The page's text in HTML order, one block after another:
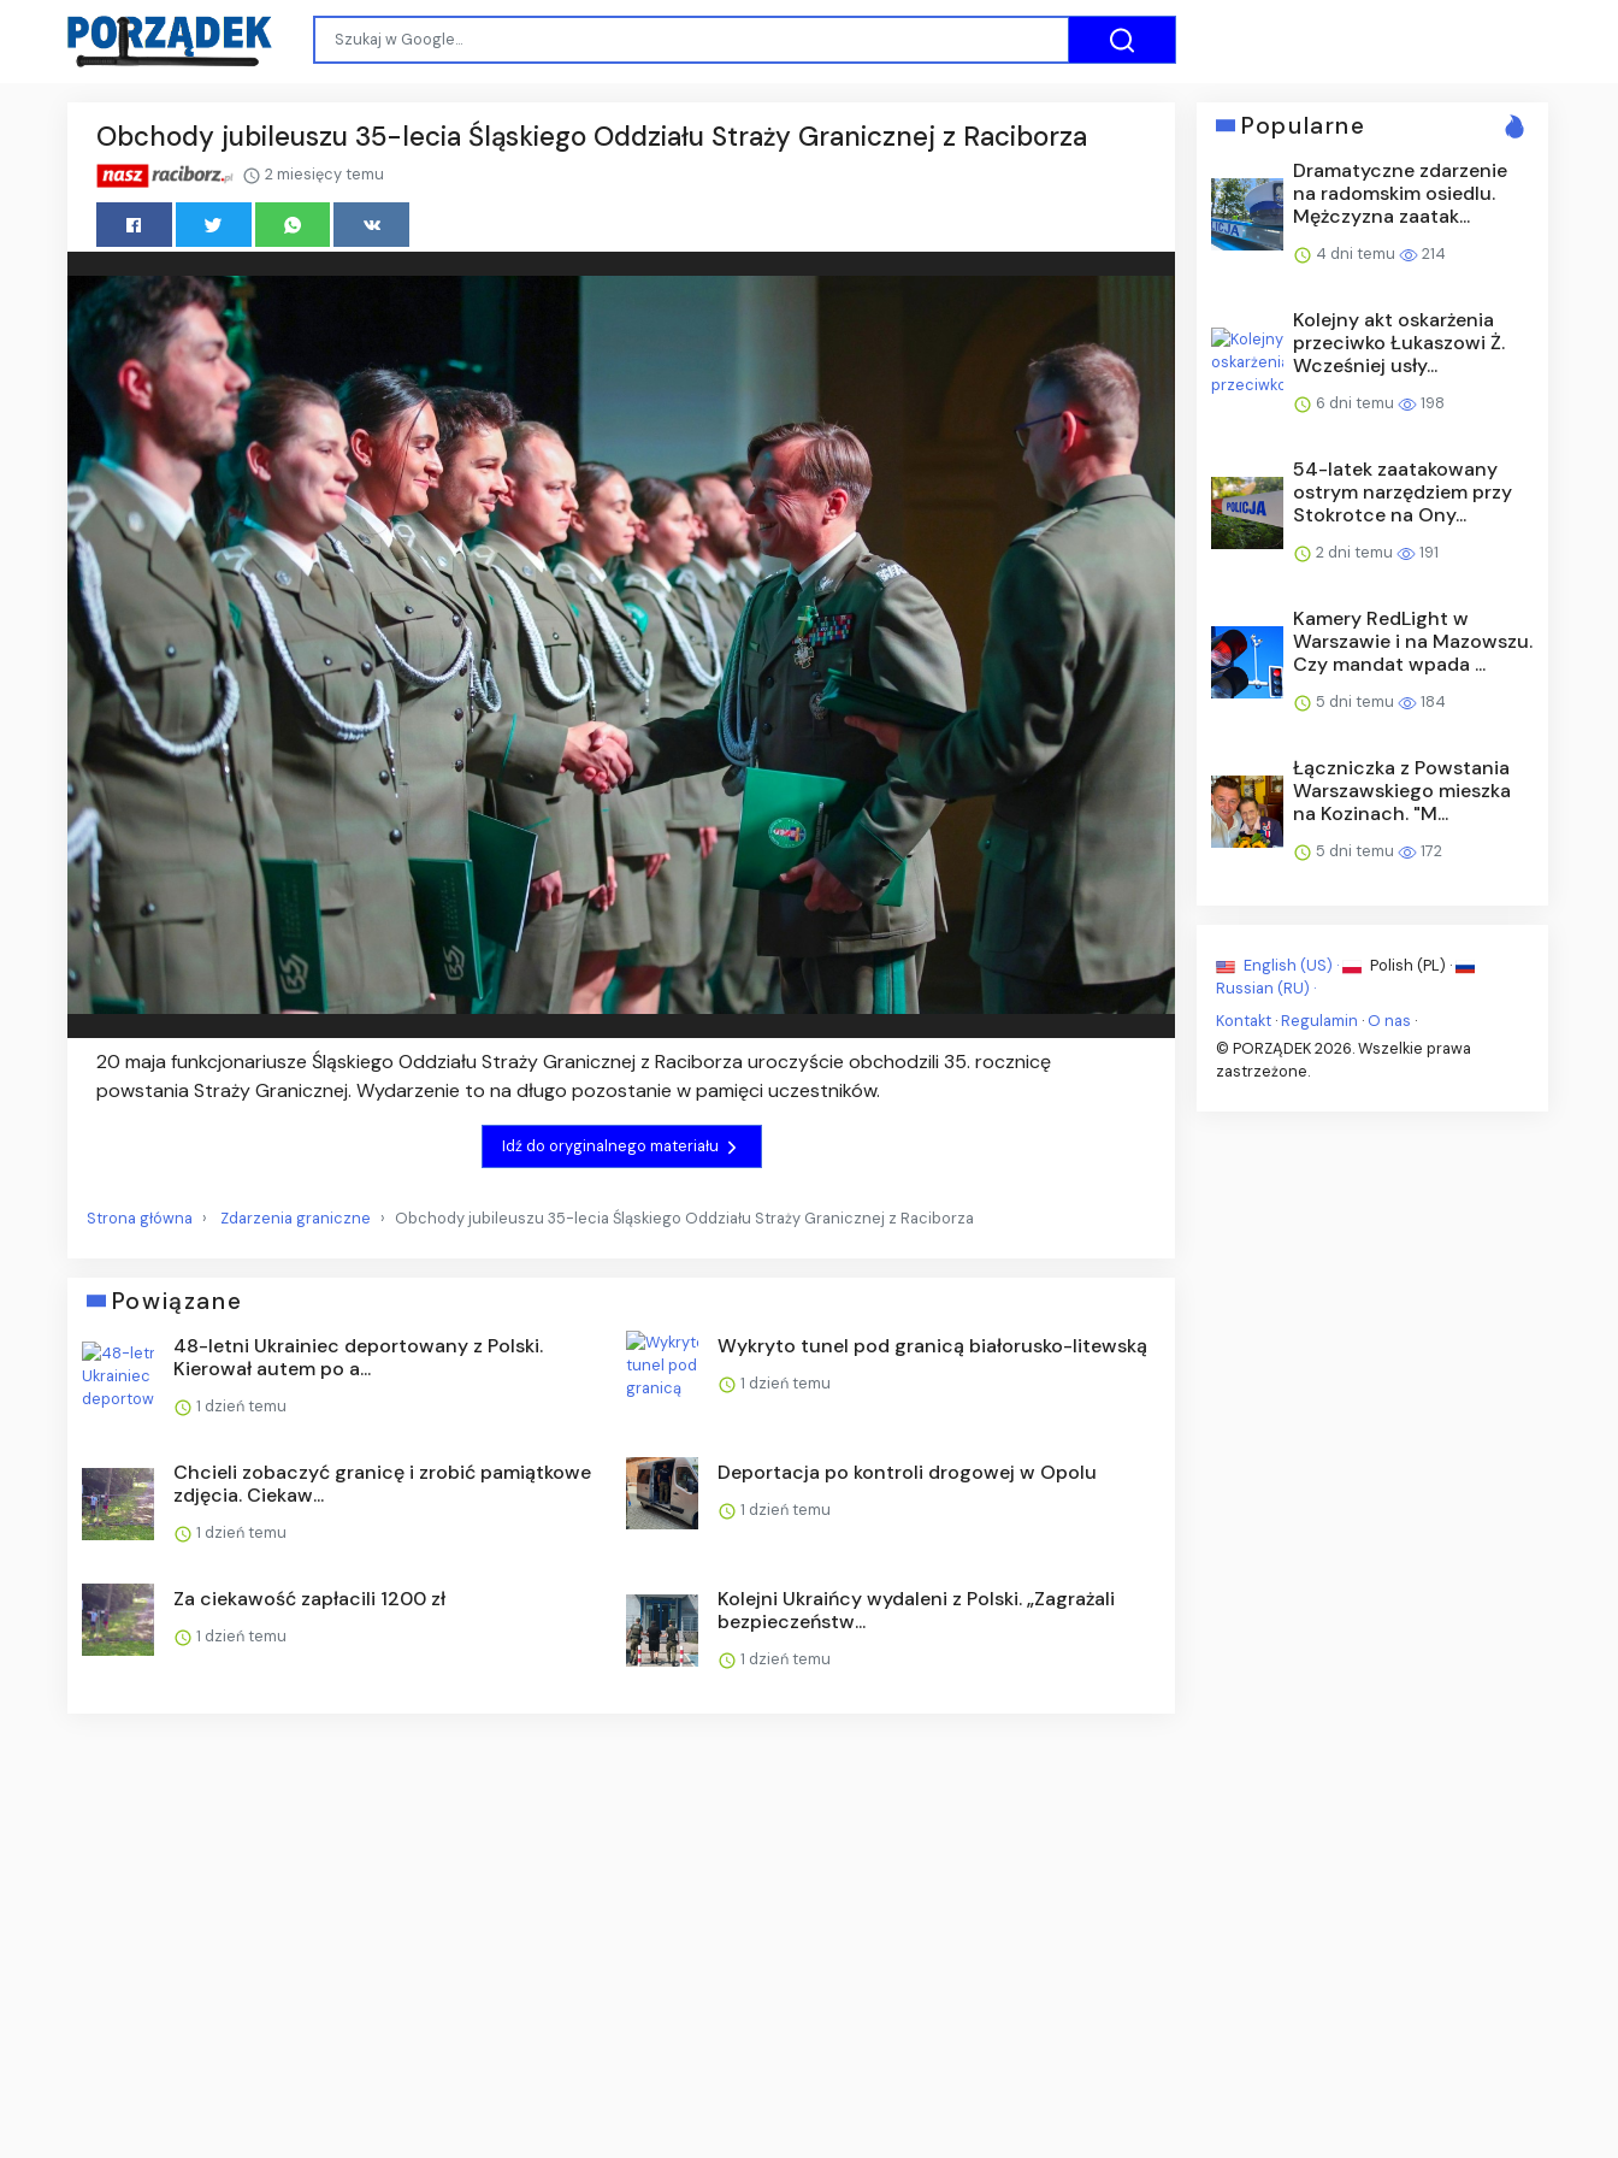
Obchody jubileuszu 35-lecia Śląskiego Oddziału Straży Granicznej z Raciborza
2 miesięcy temu
20 maja funkcjonariusze Śląskiego Oddziału Straży Granicznej z Raciborza uroczyście obchodzili 35. rocznicę
powstania Straży Granicznej. Wydarzenie to na długo pozostanie w pamięci uczestników.
Idź do oryginalnego materiału
Strona główna Zdarzenia graniczne Obchody jubileuszu 35-lecia Śląskiego Oddziału Straży Granicznej z Raciborza
Powiązane
48-letni Ukrainiec deportowany z Polski.
Kierował autem po a...
1 dzień temu
Wykryto tunel pod granicą białorusko-litewską
1 dzień temu
Chcieli zobaczyć granicę i zrobić pamiątkowe
zdjęcia. Ciekaw...
1 dzień temu
Deportacja po kontroli drogowej w Opolu
1 dzień temu
Za ciekawość zapłacili 1200 zł
1 dzień temu
Kolejni Ukraińcy wydaleni z Polski. „Zagrażali
bezpieczeństw...
1 dzień temu
Popularne
Dramatyczne zdarzenie
na radomskim osiedlu.
Mężczyzna zaatak...
4 dni temu 214
Kolejny akt oskarżenia
przeciwko Łukaszowi Ż.
Wcześniej usły...
6 dni temu 198
54-latek zaatakowany
ostrym narzędziem przy
Stokrotce na Ony...
2 dni temu 191
Kamery RedLight w
Warszawie i na Mazowszu.
Czy mandat wpada ...
5 dni temu 184
Łączniczka z Powstania
Warszawskiego mieszka
na Kozinach. "M...
5 dni temu 172
English (US) ·
Polish (PL) ·
Russian (RU) ·
Kontakt ·Regulamin · O nas ·
© PORZĄDEK 2026. Wszelkie prawa
zastrzeżone.